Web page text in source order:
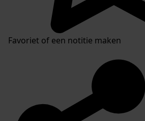
Favoriet of een notitie maken